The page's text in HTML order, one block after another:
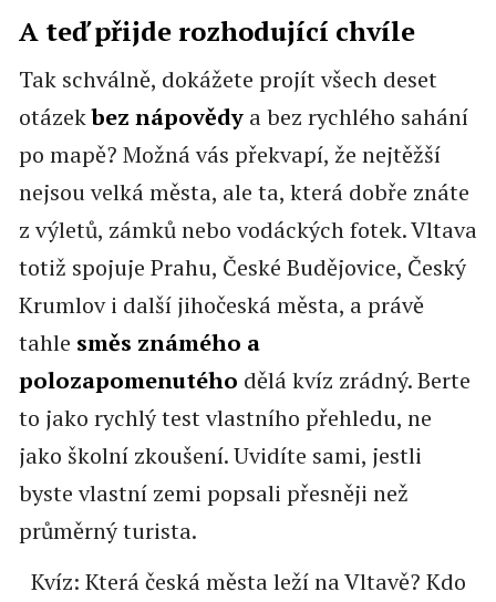
A teď přijde rozhodující chvíle
Tak schválně, dokážete projít všech deset
otázekbez nápovědya bez rychlého sahání
po mapě? Možná vás překvapí, že nejtěžší
nejsou velká města, ale ta, která dobře znáte
z výletů, zámků nebo vodáckých fotek. Vltava
totiž spojuje Prahu, České Budějovice, Český
Krumlov i další jihočeská města, a právě
tahle směs známého a
polozapomenutého dělá kvíz zrádný. Berte
to jako rychlý test vlastního přehledu, ne
jako školní zkoušení. Uvidíte sami, jestli
byste vlastní zemi popsali přesněji než
průměrný turista.
Kvíz: Která česká města leží na Vltavě? Kdo